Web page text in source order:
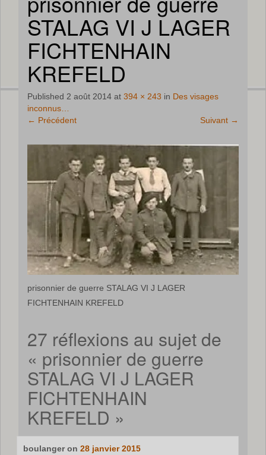
STALAG VI J LAGER
FICHTENHAIN
KREFELD
Published 2 août 2014 at 394 × 243 in Des visages
inconnus…
← Précédent Suivant →
prisonnier de guerre STALAG VI J LAGER
FICHTENHAIN KREFELD
27 réflexions au sujet de
« prisonnier de guerre
STALAG VI J LAGER
FICHTENHAIN
KREFELD »
boulangeron28 janvier 2015